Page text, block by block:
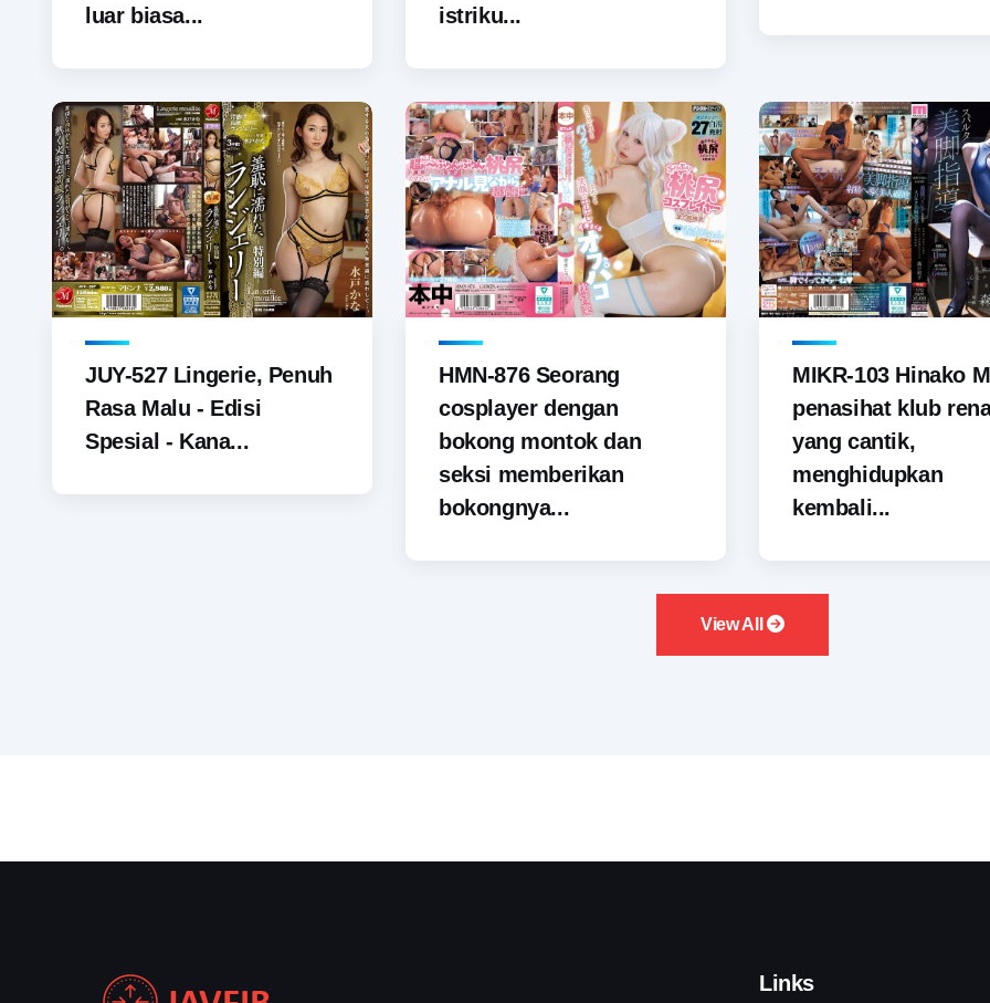
luar biasa...
istriku...
JUY-527 Lingerie, Penuh
Rasa Malu - Edisi
Spesial - Kana...
HMN-876 Seorang
cosplayer dengan
bokong montok dan
seksi memberikan
bokongnya...
MIKR-103 Hinako
penasihat klub
yang cantik,
menghidupkan
kembali...
View All
Links